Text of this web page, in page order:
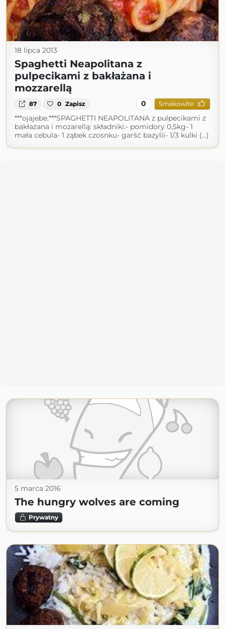
18 lipca 2013
Spaghetti Neapolitana z
pulpecikami z bakłażana i
mozzarellą
87 0 Zapisz 0 Smakowite
***ojajebe.***SPAGHETTI NEAPOLITANA z pulpecikami z
bakłażana i mozarellą: składniki:- pomidory 0,5kg- 1
mała cebula- 1 ząbek czosnku- garść bazylii- 1/3 kulki (...)
5 marca 2016
The hungry wolves are coming
Prywatny